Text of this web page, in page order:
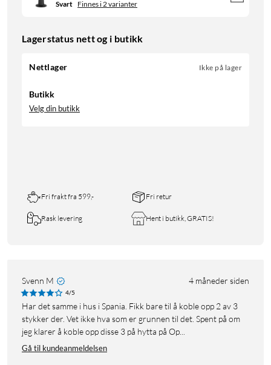
Svart Finnes i 2 varianter
Lagerstatus nett og i butikk
Nettlager Ikke på lager
Butikk
Velg din butikk
Fri frakt fra 599,- Fri retur
Rask levering Hent i butikk, GRATIS!
Svenn M 4 måneder siden
4/5
Har det samme i hus i Spania. Fikk bare til å koble opp 2 av 3
stykker der. Vet ikke hva som er grunnen til det. Spent på om
jeg klarer å koble opp disse 3 på hytta på Op...
Gå til kundeanmeldelsen